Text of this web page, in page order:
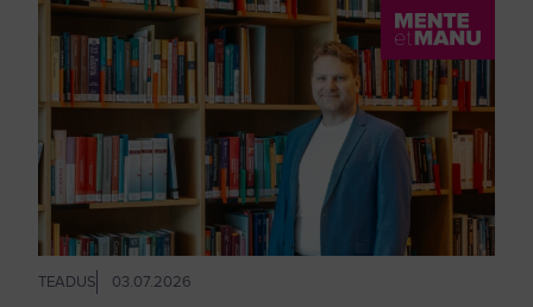
TEADUS 03.07.2026